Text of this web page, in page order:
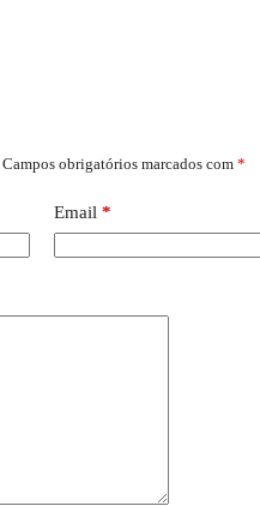
Campos obrigatórios marcados com *
Email *